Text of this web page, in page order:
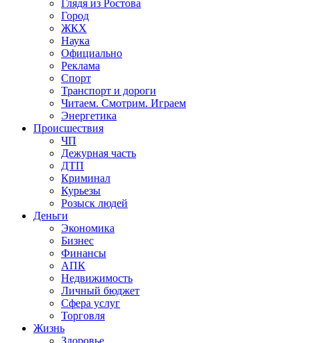
Глядя из Ростова
Город
ЖКХ
Наука
Официально
Реклама
Спорт
Транспорт и дороги
Читаем. Смотрим. Играем
Энергетика
Происшествия
ЧП
Дежурная часть
ДТП
Криминал
Курьезы
Розыск людей
Деньги
Экономика
Бизнес
Финансы
АПК
Недвижимость
Личный бюджет
Сфера услуг
Торговля
Жизнь
Здоровье